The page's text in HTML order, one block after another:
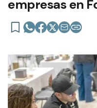
empresas en